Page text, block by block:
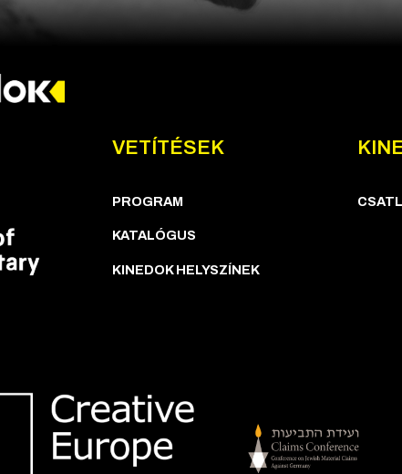
VETÍTÉSEK
PROGRAM
KATALÓGUS
KINEDOK HELYSZÍNEK